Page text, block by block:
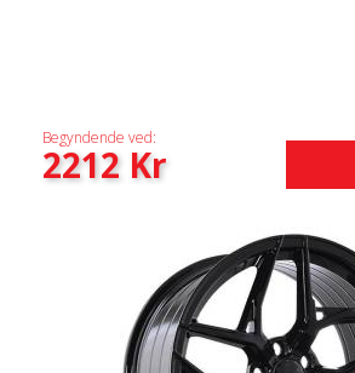
Begyndende ved:
2212Kr